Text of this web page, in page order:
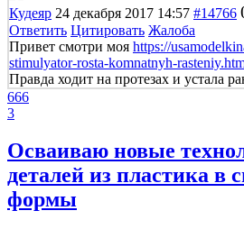
Кудеяр 24 декабря 2017 14:57 #14766
Ответить Цитировать Жалоба
Привет смотри моя https://
stimulyator-rosta-komnatnyh-
Правда ходит на протезах и устала
666
3
Осваиваю новые
деталей из пластика в
формы